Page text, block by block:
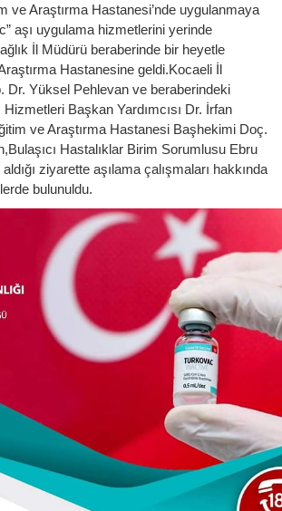
ve Araştırma Hastanesi’nde uygulanmaya
aşı uygulama hizmetlerini yerinde
İl Müdürü beraberinde bir heyetle
Hastanesine geldi.Kocaeli İl
Dr. Yüksel Pehlevan ve beraberindeki
Hizmetleri Başkan Yardımcısı Dr. İrfan
ve Araştırma Hastanesi Başhekimi Doç.
Hastalıklar Birim Sorumlusu Ebru
ziyarette aşılama çalışmaları hakkında
bulunuldu.